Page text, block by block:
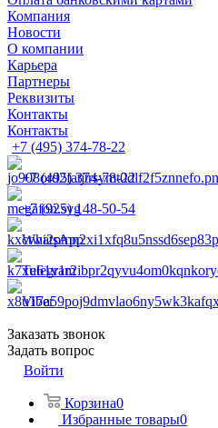
Компания
Новости
О компании
Карьера
Партнеры
Реквизиты
Контакты
Контакты
+7 (495) 374-78-22
+7 (495) 374-78-22
+7 (925) 148-50-54
WhatsApp
Telegram
Viber
Заказать звонок
Задать вопрос
Войти
Корзина0
Избранные товары0